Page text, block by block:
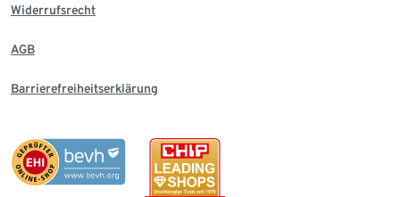
Widerrufsrecht
AGB
Barrierefreiheitserklärung